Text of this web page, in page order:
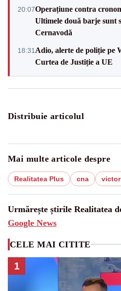
20:07Operațiune contra
Ultimele două barje sunt
Cernavodă
18:31 Adio, alerte de poliție pe
Curtea de Justiție a UE
Distribuie articolul
Mai multe articole despre
Realitatea Plus cna
Urmărește știrile Realitatea
Google News
CELE MAI CITITE
1